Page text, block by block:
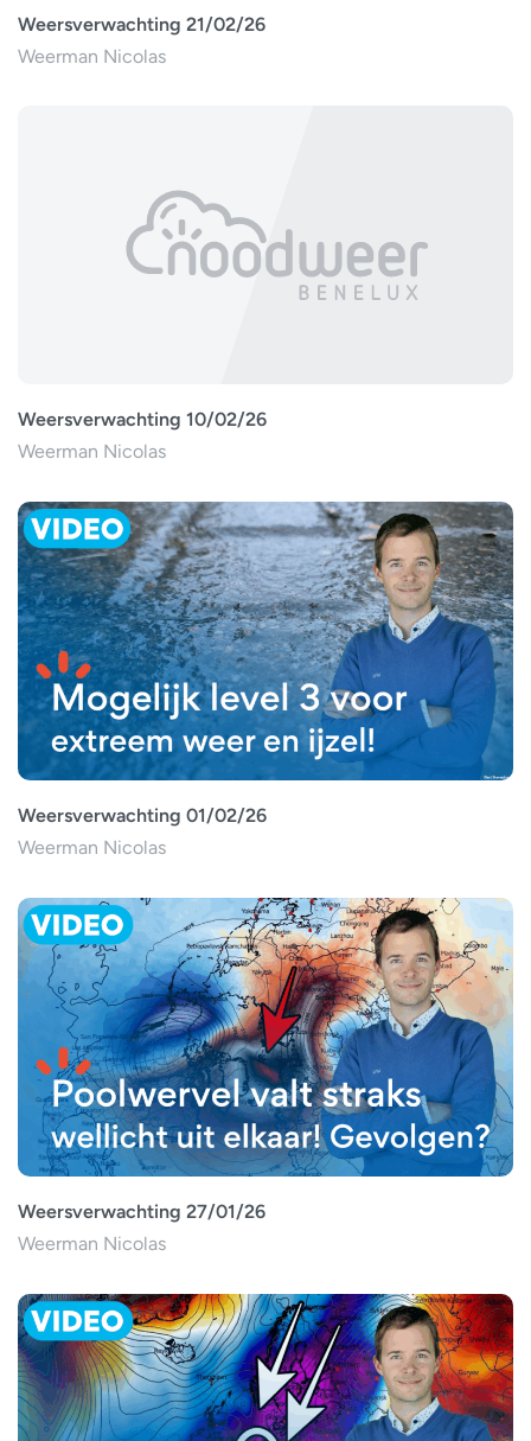
Weersverwachting 21/02/26
Weerman Nicolas
Weersverwachting 10/02/26
Weerman Nicolas
Weersverwachting 01/02/26
Weerman Nicolas
Weersverwachting 27/01/26
Weerman Nicolas